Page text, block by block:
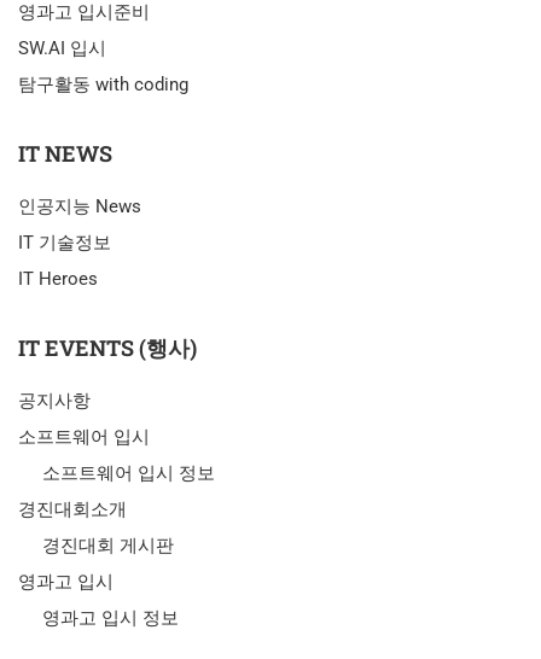
영과고 입시준비
SW.AI 입시
탐구활동 with coding
IT NEWS
인공지능 News
IT 기술정보
IT Heroes
IT EVENTS (행사)
공지사항
소프트웨어 입시
소프트웨어 입시 정보
경진대회소개
경진대회 게시판
영과고 입시
영과고 입시 정보